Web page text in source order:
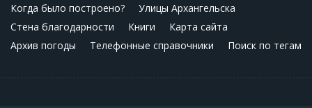
Когда было построено?
Улицы Архангельска
Стена благодарности
Книги
Карта сайта
Архив погоды
Телефонные справочники Поиск по тегам